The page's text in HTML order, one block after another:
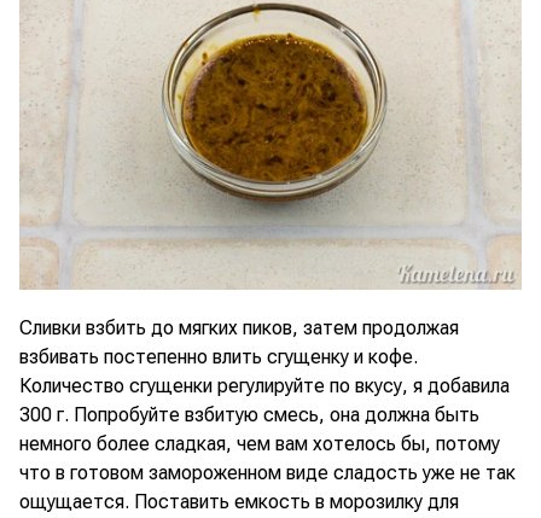
Сливки взбить до мягких пиков, затем продолжая
взбивать постепенно влить сгущенку и кофе.
Количество сгущенки регулируйте по вкусу, я добавила
300 г. Попробуйте взбитую смесь, она должна быть
немного более сладкая, чем вам хотелось бы, потому
что в готовом замороженном виде сладость уже не так
ощущается. Поставить емкость в морозилку для